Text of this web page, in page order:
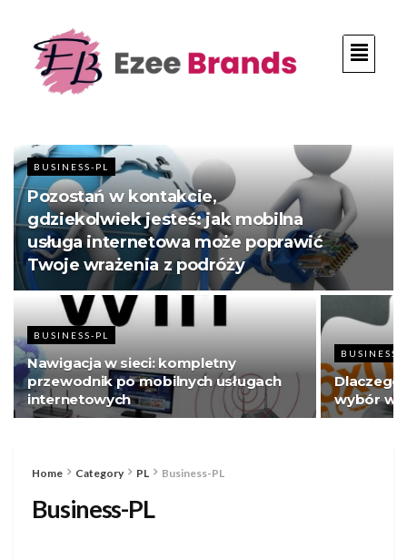
BUSINESS-PL
Pozostań w kontakcie,
gdziekolwiek jesteś: jak mobilna
usługa internetowa może poprawić
Twoje wrażenia z podróży
BUSINESS-PL
Nawigacja w sieci: kompletny
przewodnik po mobilnych usługach
internetowych
BUSINESS-
Dlaczego
wybór w
Home Category PL Business-PL
Business-PL